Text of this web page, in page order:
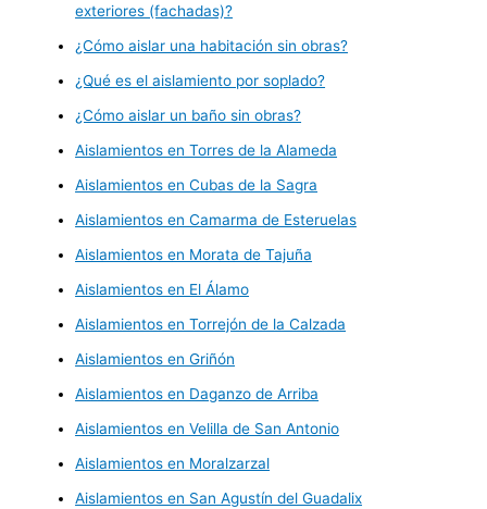
exteriores (fachadas)?
¿Cómo aislar una habitación sin obras?
¿Qué es el aislamiento por soplado?
¿Cómo aislar un baño sin obras?
Aislamientos en Torres de la Alameda
Aislamientos en Cubas de la Sagra
Aislamientos en Camarma de Esteruelas
Aislamientos en Morata de Tajuña
Aislamientos en El Álamo
Aislamientos en Torrejón de la Calzada
Aislamientos en Griñón
Aislamientos en Daganzo de Arriba
Aislamientos en Velilla de San Antonio
Aislamientos en Moralzarzal
Aislamientos en San Agustín del Guadalix